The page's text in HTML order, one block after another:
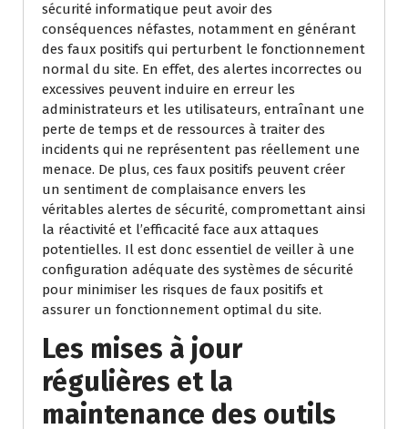
sécurité informatique peut avoir des
conséquences néfastes, notamment en générant
des faux positifs qui perturbent le fonctionnement
normal du site. En effet, des alertes incorrectes ou
excessives peuvent induire en erreur les
administrateurs et les utilisateurs, entraînant une
perte de temps et de ressources à traiter des
incidents qui ne représentent pas réellement une
menace. De plus, ces faux positifs peuvent créer
un sentiment de complaisance envers les
véritables alertes de sécurité, compromettant ainsi
la réactivité et l’efficacité face aux attaques
potentielles. Il est donc essentiel de veiller à une
configuration adéquate des systèmes de sécurité
pour minimiser les risques de faux positifs et
assurer un fonctionnement optimal du site.
Les mises à jour
régulières et la
maintenance des outils